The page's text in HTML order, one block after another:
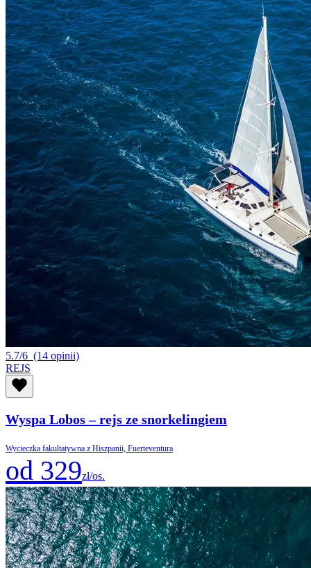
5.7/6 (14 opinii)
REJS
Wyspa Lobos – rejs ze snorkelingiem
Wycieczka fakultatywna z Hiszpanii, Fuerteventura
od 329zł/os.